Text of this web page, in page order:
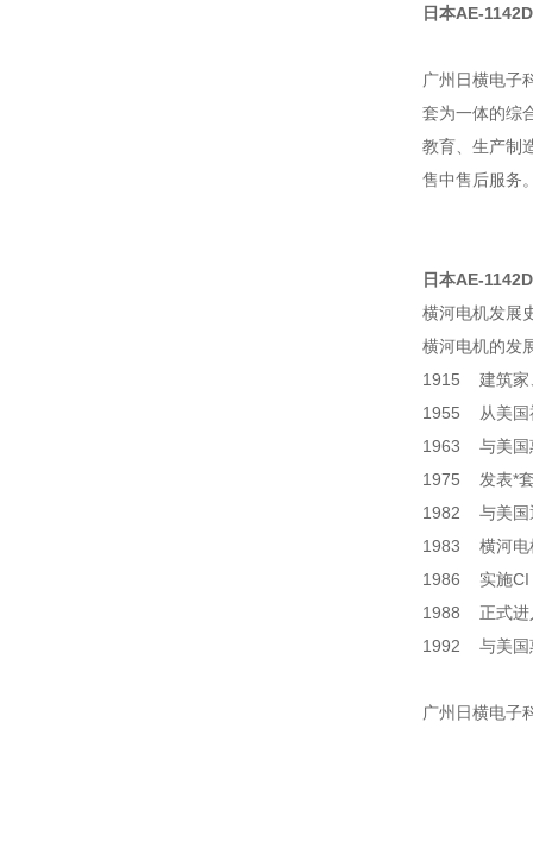
日本AE-
广州日横电子
套为一体的综
教育、生产制
售中售后服务
日本AE-
横河电机发展
横河电机的发
1915 建筑家
1955 从美国
1963 与美国
1975 发表*套
1982 与美国
1983 横河电
1986 实施CI
1988 正式进
1992 与美国
广州日横电